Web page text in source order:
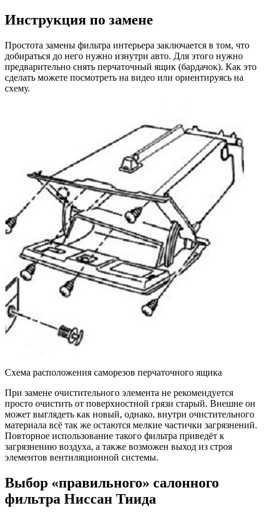
Инструкция по замене
Простота замены фильтра интерьера заключается в том, что
добираться до него нужно изнутри авто. Для этого нужно
предварительно снять перчаточный ящик (бардачок). Как это
сделать можете посмотреть на видео или ориентируясь на
схему.
Схема расположения саморезов перчаточного ящика
При замене очистительного элемента не рекомендуется
просто очистить от поверхностной грязи старый. Внешне он
может выглядеть как новый, однако, внутри очистительного
материала всё так же остаются мелкие частички загрязнений.
Повторное использование такого фильтра приведёт к
загрязнению воздуха, а также возможен выход из строя
элементов вентиляционной системы.
Выбор «правильного» салонного
фильтра Ниссан Тиида